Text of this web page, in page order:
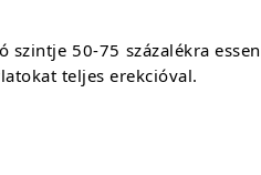
50-75 százalékra essen
teljes erekcióval.